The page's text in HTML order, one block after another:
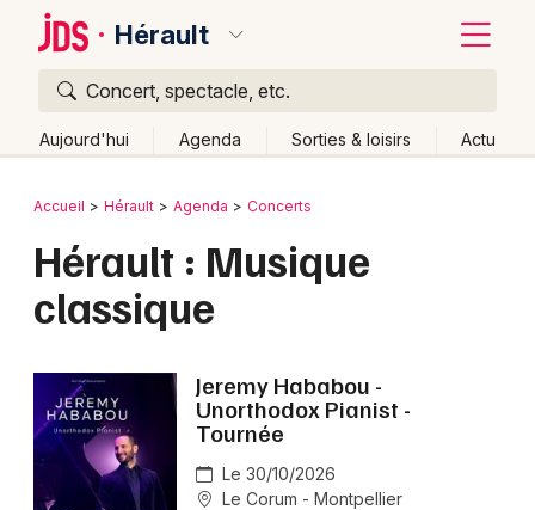
Hérault
Concert, spectacle, etc.
Aujourd'hui Agenda Sorties & loisirs Actu
Publier un événement
Activité & Expérience
Manifestations
Bordeaux
Colmar
Lyon
Marseille
Mulhouse
Retour
Accueil Hérault Agenda Concerts
Hérault : Musique
classique
Jeremy Hababou -
Unorthodox Pianist -
Tournée
Le 30/10/2026
Le Corum - Montpellier
Quoi ?
Où ?
Près de moi
Changer de lieu
Quand ?